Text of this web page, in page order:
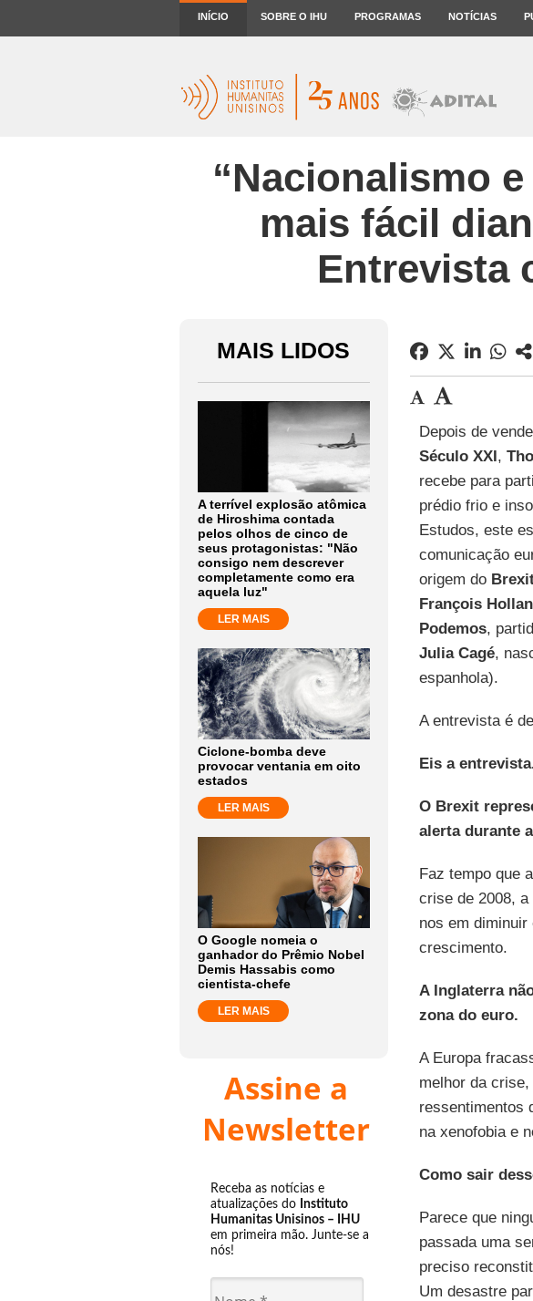
INÍCIO SOBRE O IHU PROGRAMAS NOTÍCIAS
“Nacionalismo
mais fácil
Entrevista
MAIS LIDOS
A terrível explosão atômica
de Hiroshima contada
pelos olhos de cinco de
seus protagonistas: "Não
consigo nem descrever
completamente como era
aquela luz"
LER MAIS
Ciclone-bomba deve
provocar ventania em oito
estados
LER MAIS
O Google nomeia o
ganhador do Prêmio Nobel
Demis Hassabis como
cientista-chefe
LER MAIS
Assine a
Newsletter
Receba as notícias e
atualizações do Instituto
Humanitas Unisinos – IHU
em primeira mão. Junte-se a
nós!
Depois de
Século XXI,
recebe para
prédio frio e
Estudos, este
comunicação
origem do
François
Podemos,
Julia Cagé,
espanhola).
A entrevista é de
Eis a
O Brexit
alerta durante
Faz tempo que
crise de 2008,
nos em
crescimento.
A Inglaterra
zona do euro.
A Europa
melhor da
ressentimentos
na xenofobia e
Como sair
Parece que
passada uma
preciso
Um desastre